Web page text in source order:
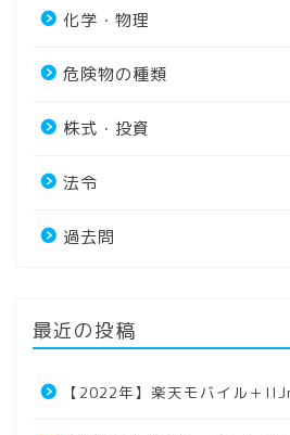
化学・物理
危険物の種類
株式・投資
法令
過去問
最近の投稿
【2022年】楽天モバイル＋